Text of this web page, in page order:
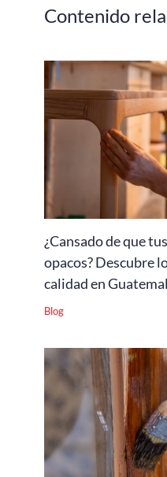
Contenido
¿Cansado de que
opacos? Descubre
calidad en
Blog